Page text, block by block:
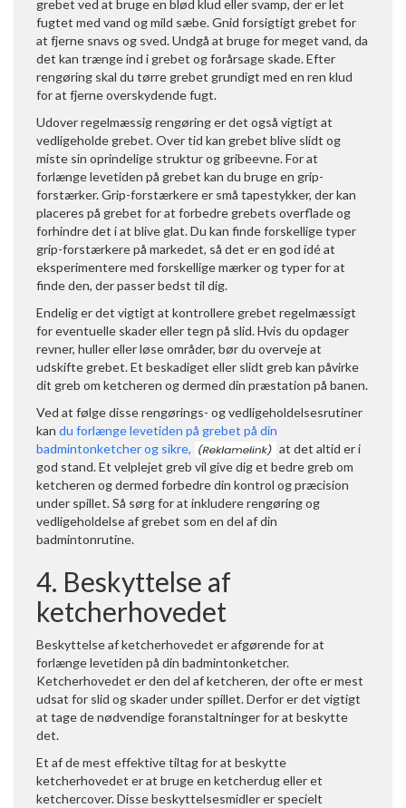
grebet ved at bruge en blød klud eller svamp, der er let
fugtet med vand og mild sæbe. Gnid forsigtigt grebet for
at fjerne snavs og sved. Undgå at bruge for meget vand, da
det kan trænge ind i grebet og forårsage skade. Efter
rengøring skal du tørre grebet grundigt med en ren klud
for at fjerne overskydende fugt.
Udover regelmæssig rengøring er det også vigtigt at
vedligeholde grebet. Over tid kan grebet blive slidt og
miste sin oprindelige struktur og gribeevne. For at
forlænge levetiden på grebet kan du bruge en grip-
forstærker. Grip-forstærkere er små tapestykker, der kan
placeres på grebet for at forbedre grebets overflade og
forhindre det i at blive glat. Du kan finde forskellige typer
grip-forstærkere på markedet, så det er en god idé at
eksperimentere med forskellige mærker og typer for at
finde den, der passer bedst til dig.
Endelig er det vigtigt at kontrollere grebet regelmæssigt
for eventuelle skader eller tegn på slid. Hvis du opdager
revner, huller eller løse områder, bør du overveje at
udskifte grebet. Et beskadiget eller slidt greb kan påvirke
dit greb om ketcheren og dermed din præstation på banen.
Ved at følge disse rengørings- og vedligeholdelsesrutiner
kan du forlænge levetiden på grebet på din
badmintonketcher og sikre,
at det altid er i
god stand. Et velplejet greb vil give dig et bedre greb om
ketcheren og dermed forbedre din kontrol og præcision
under spillet. Så sørg for at inkludere rengøring og
vedligeholdelse af grebet som en del af din
badmintonrutine.
4. Beskyttelse af
ketcherhovedet
Beskyttelse af ketcherhovedet er afgørende for at
forlænge levetiden på din badmintonketcher.
Ketcherhovedet er den del af ketcheren, der ofte er mest
udsat for slid og skader under spillet. Derfor er det vigtigt
at tage de nødvendige foranstaltninger for at beskytte
det.
Et af de mest effektive tiltag for at beskytte
ketcherhovedet er at bruge en ketcherdug eller et
ketchercover. Disse beskyttelsesmidler er specielt